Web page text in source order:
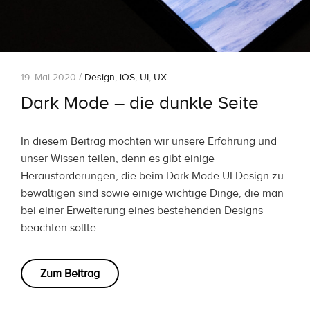
19. Mai 2020 / Design, iOS, UI, UX
Dark Mode – die dunkle Seite
In diesem Beitrag möchten wir unsere Erfahrung und
unser Wissen teilen, denn es gibt einige
Herausforderungen, die beim Dark Mode UI Design zu
bewältigen sind sowie einige wichtige Dinge, die man
bei einer Erweiterung eines bestehenden Designs
beachten sollte.
Zum Beitrag